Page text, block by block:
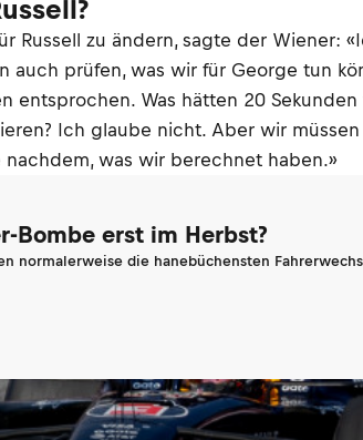
Russell zu ändern, sagte der Wiener:
prüfen, was wir für George tun
entsprochen. Was hätten 20
Ich glaube nicht. Aber wir
was wir berechnet haben.»
Bombe erst im Herbst?
normalerweise die hanebüchensten